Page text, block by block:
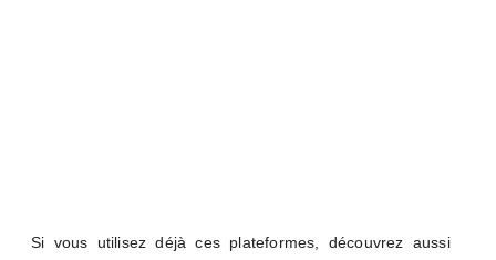
Si vous utilisez déjà ces plateformes, découvrez aussi